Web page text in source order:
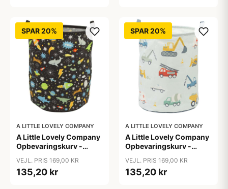
SPAR 20%
A LITTLE LOVELY COMPANY
A Little Lovely Company
Opbevaringskurv -
VEJL. PRIS 169,00 KR
135,20 kr
SPAR 20%
A LITTLE LOVELY COMPANY
A Little Lovely Company
Opbevaringskurv -
VEJL. PRIS 169,00 KR
135,20 kr